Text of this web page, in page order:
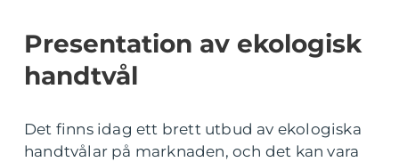
Presentation av ekologisk
handtvål
Det finns idag ett brett utbud av ekologiska
handtvålar på marknaden, och det kan vara